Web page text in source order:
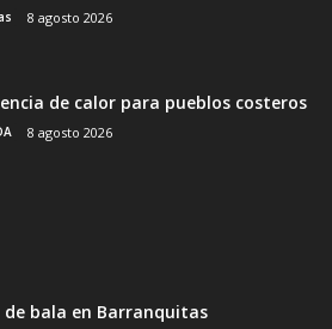
8 agosto 2026
de calor para pueblos costeros
8 agosto 2026
de bala en Barranquitas